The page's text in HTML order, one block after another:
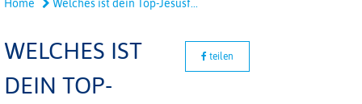
Home Welches ist dein Top-Jesusf...
WELCHES IST
DEIN TOP-
teilen